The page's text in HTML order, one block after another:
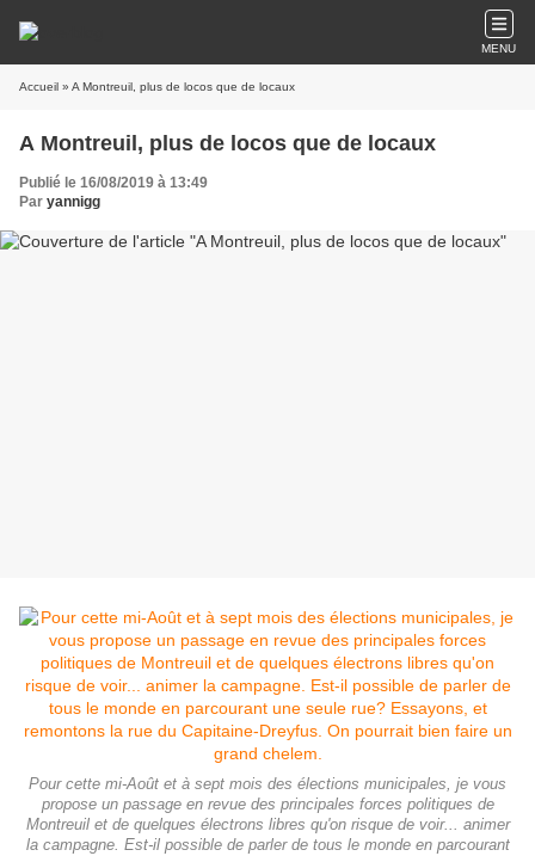
MENU
Accueil » A Montreuil, plus de locos que de locaux
A Montreuil, plus de locos que de locaux
Publié le 16/08/2019 à 13:49
Par yannigg
Pour cette mi-Août et à sept mois des élections municipales, je vous
propose un passage en revue des principales forces politiques de
Montreuil et de quelques électrons libres qu'on risque de voir... animer
la campagne. Est-il possible de parler de tous le monde en parcourant